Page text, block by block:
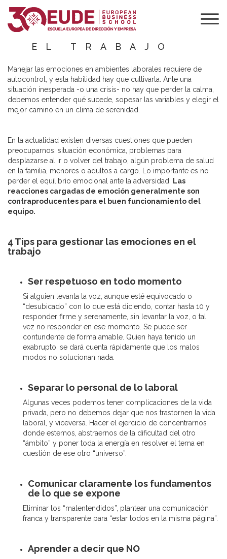
4 TIPS PARA
GESTIONAR LAS
EL TRABAJO
Manejar las emociones en ambientes laborales requiere de
autocontrol, y esta habilidad hay que cultivarla. Ante una
situación inesperada -o una crisis- no hay que perder la calma,
debemos entender qué sucede, sopesar las variables y elegir el
mejor camino en un clima de serenidad.
En la actualidad existen diversas cuestiones que pueden
preocuparnos: situación económica, problemas para
desplazarse al ir o volver del trabajo, algún problema de salud
en la familia, menores o adultos a cargo. Lo importante es no
perder el equilibrio emocional ante la adversidad.
Las
reacciones cargadas de emoción generalmente son
contraproducentes para el buen funcionamiento del
equipo.
4 Tips para gestionar las emociones en el
trabajo
Ser respetuoso en todo momento
Si alguien levanta la voz, aunque esté equivocado o
“desubicado” con lo que está diciendo, contar hasta 10 y
responder firme y serenamente, sin levantar la voz, o tal
vez no responder en ese momento. Se puede ser
contundente de forma amable. Quien haya tenido un
exabrupto, se dará cuenta rápidamente que los malos
modos no solucionan nada.
Separar lo personal de lo laboral
Algunas veces podemos tener complicaciones de la vida
privada, pero no debemos dejar que nos trastornen la vida
laboral, y viceversa. Hacer el ejercicio de concentrarnos
donde estemos, abstraernos de la dificultad del otro
“ámbito” y poner toda la energía en resolver el tema en
cuestión de ese otro “universo”.
Comunicar claramente los fundamentos
de lo que se expone
Eliminar los “malentendidos”, plantear una comunicación
franca y transparente para “estar todos en la misma página”.
Aprender a decir que NO